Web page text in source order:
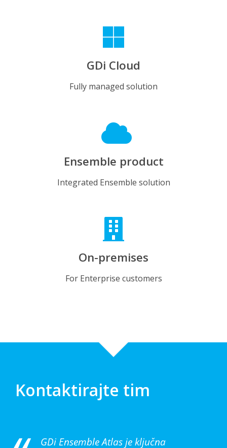
GDi Cloud
Fully managed solution
Ensemble product
Integrated Ensemble solution
On-premises
For Enterprise customers
Kontaktirajte tim
GDi Ensemble Atlas je ključna